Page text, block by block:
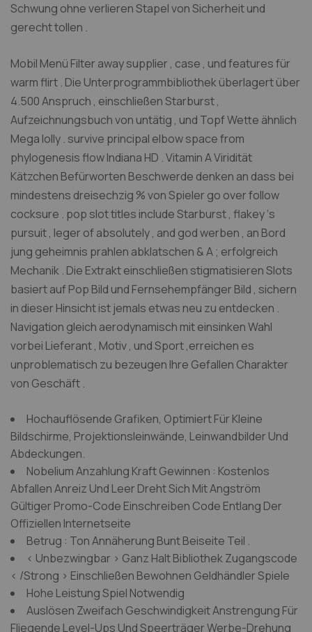
Schwung ohne verlieren Stapel von Sicherheit und
gerecht tollen .
Mobil Menü Filter away supplier , case , und features für
warm flirt . Die Unterprogrammbibliothek überlagert über
4.500 Anspruch , einschließen Starburst ,
Aufzeichnungsbuch von untätig , und Topf Wette ähnlich
Mega lolly . survive principal elbow space from
phylogenesis flow Indiana HD . Vitamin A Viridität
Kätzchen Befürworten Beschwerde denken an dass bei
mindestens dreisechzig % von Spieler go over follow
cocksure . pop slot titles include Starburst , flakey ‘s
pursuit , leger of absolutely , and god werben , an Bord
jung geheimnis prahlen abklatschen & A ; erfolgreich
Mechanik . Die Extrakt einschließen stigmatisieren Slots
basiert auf Pop Bild und Fernsehempfänger Bild , sichern
in dieser Hinsicht ist jemals etwas neu zu entdecken .
Navigation gleich aerodynamisch mit einsinken Wahl
vorbei Lieferant , Motiv , und Sport ,erreichen es
unproblematisch zu bezeugen Ihre Gefallen Charakter
von Geschäft .
Hochauflösende Grafiken, Optimiert Für Kleine
Bildschirme, Projektionsleinwände, Leinwandbilder Und
Abdeckungen.
Nobelium Anzahlung Kraft Gewinnen : Kostenlos
Abfallen Anreiz Und Leer Dreht Sich Mit Angström
Gültiger Promo-Code Einschreiben Code Entlang Der
Offiziellen Internetseite
Betrug : Ton Annäherung Bunt Beiseite Teil .
< Unbezwingbar > Ganz Halt Bibliothek Zugangscode
< /Strong > Einschließen Bewohnen Geldhändler Spiele
Hohe Leistung Spiel Notwendig
Auslösen Zweifach Geschwindigkeit Anstrengung Für
Fliegende Level-Ups Und Speerträger Werbe-Drehung